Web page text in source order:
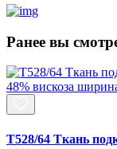
Ранее вы
T528/64 Ткань